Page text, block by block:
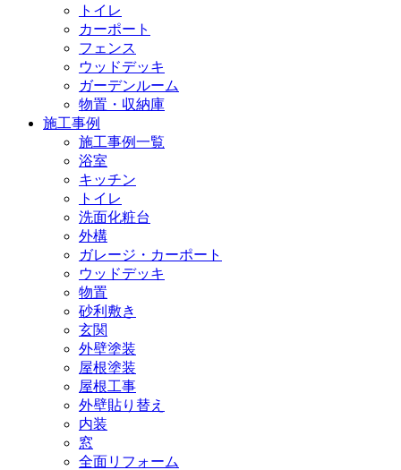
トイレ
カーポート
フェンス
ウッドデッキ
ガーデンルーム
物置・収納庫
施工事例
施工事例一覧
浴室
キッチン
トイレ
洗面化粧台
外構
ガレージ・カーポート
ウッドデッキ
物置
砂利敷き
玄関
外壁塗装
屋根塗装
屋根工事
外壁貼り替え
内装
窓
全面リフォーム